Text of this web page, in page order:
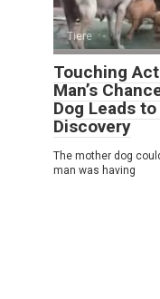
Tiere
Touching
Man’s
Dog Leads
Discovery
The mother dog
man was having